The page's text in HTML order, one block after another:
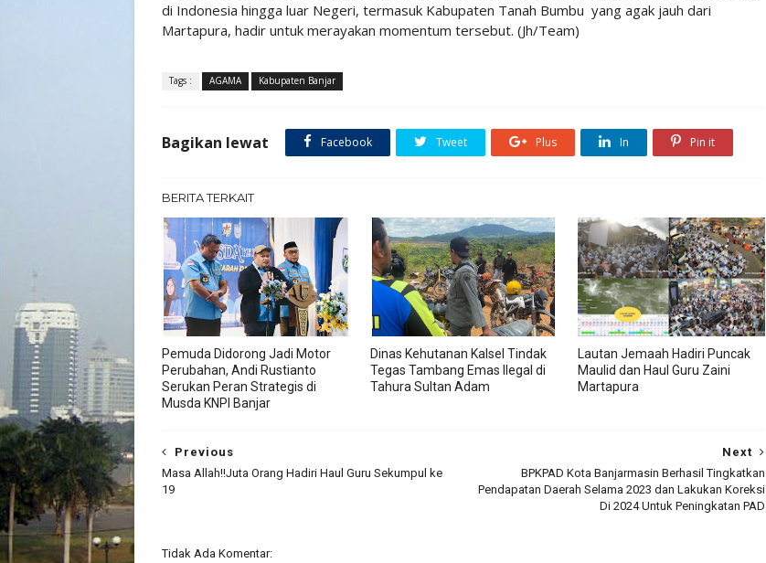
di Indonesia hingga luar Negeri, termasuk Kabupaten Tanah Bumbu yang agak jauh dari
Martapura, hadir untuk merayakan momentum tersebut. (Jh/Team)
Tags : AGAMA Kabupaten Banjar
Bagikan lewat Facebook Tweet Plus In Pin it
BERITA TERKAIT
Pemuda Didorong Jadi Motor
Perubahan, Andi Rustianto
Serukan Peran Strategis di
Musda KNPI Banjar
Dinas Kehutanan Kalsel Tindak
Tegas Tambang Emas Ilegal di
Tahura Sultan Adam
Lautan Jemaah Hadiri Puncak
Maulid dan Haul Guru Zaini
Martapura
Next
BPKPAD Kota Banjarmasin Berhasil Tingkatkan
Pendapatan Daerah Selama 2023 dan Lakukan Koreksi
Di 2024 Untuk Peningkatan PAD
Previous
Masa Allah!!Juta Orang Hadiri Haul Guru Sekumpul ke
19
Tidak Ada Komentar: